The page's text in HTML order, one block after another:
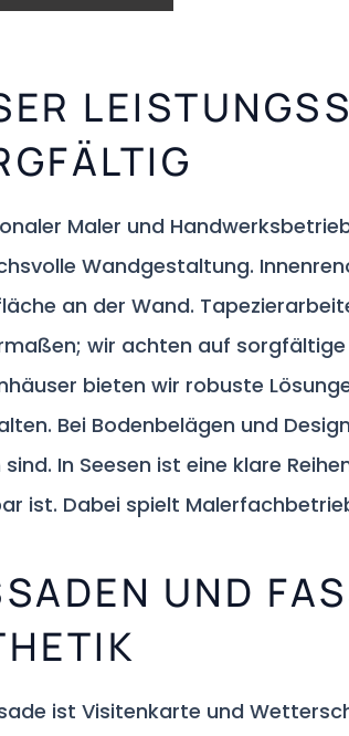
Maler und
Wandgestaltung.
an der Wand.
wir achten auf
bieten wir robuste
Bei Bodenbelägen und
In Seesen ist eine klare
ist. Dabei spielt
UND
ist Visitenkarte und